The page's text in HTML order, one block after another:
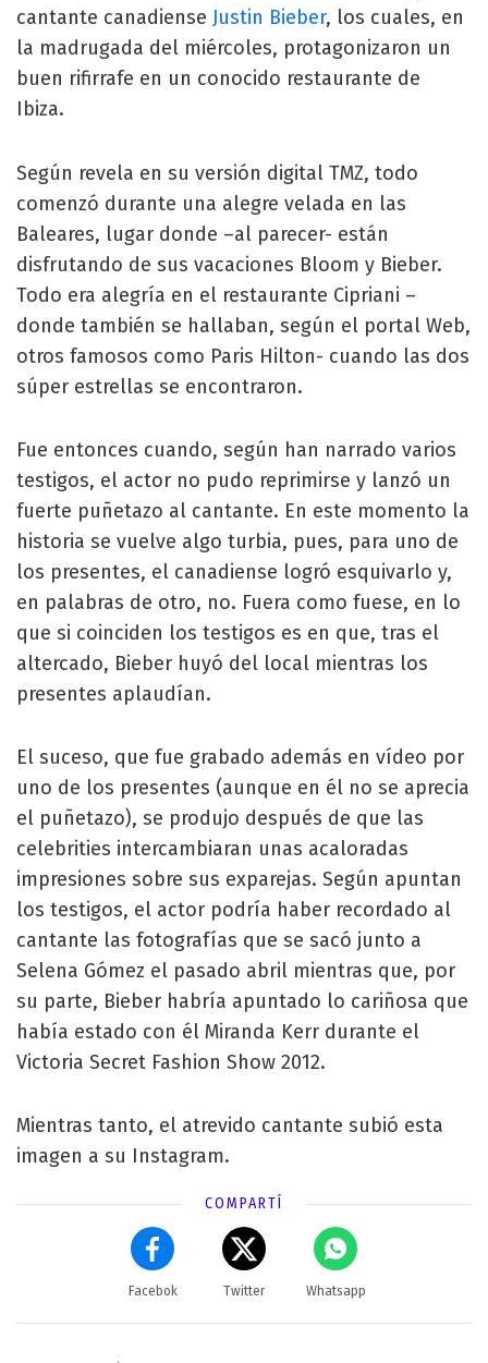
cantante canadiense Justin Bieber, los cuales, en
la madrugada del miércoles, protagonizaron un
buen rifirrafe en un conocido restaurante de
Ibiza.
Según revela en su versión digital TMZ, todo
comenzó durante una alegre velada en las
Baleares, lugar donde –al parecer- están
disfrutando de sus vacaciones Bloom y Bieber.
Todo era alegría en el restaurante Cipriani –
donde también se hallaban, según el portal Web,
otros famosos como Paris Hilton- cuando las dos
súper estrellas se encontraron.
Fue entonces cuando, según han narrado varios
testigos, el actor no pudo reprimirse y lanzó un
fuerte puñetazo al cantante. En este momento la
historia se vuelve algo turbia, pues, para uno de
los presentes, el canadiense logró esquivarlo y,
en palabras de otro, no. Fuera como fuese, en lo
que si coinciden los testigos es en que, tras el
altercado, Bieber huyó del local mientras los
presentes aplaudían.
El suceso, que fue grabado además en vídeo por
uno de los presentes (aunque en él no se aprecia
el puñetazo), se produjo después de que las
celebrities intercambiaran unas acaloradas
impresiones sobre sus exparejas. Según apuntan
los testigos, el actor podría haber recordado al
cantante las fotografías que se sacó junto a
Selena Gómez el pasado abril mientras que, por
su parte, Bieber habría apuntado lo cariñosa que
había estado con él Miranda Kerr durante el
Victoria Secret Fashion Show 2012.
Mientras tanto, el atrevido cantante subió esta
imagen a su Instagram.
COMPARTÍ
Facebok Twitter Whatsapp